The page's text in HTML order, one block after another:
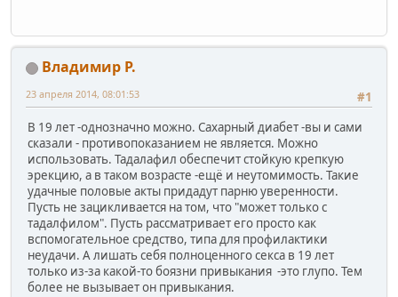
Владимир Р.
#1
23 апреля 2014, 08:01:53
В 19 лет -однозначно можно. Сахарный диабет -вы и сами
сказали - противопоказанием не является. Можно
использовать. Тадалафил обеспечит стойкую крепкую
эрекцию, а в таком возрасте -ещё и неутомимость. Такие
удачные половые акты придадут парню уверенности.
Пусть не зацикливается на том, что "может только с
тадалфилом". Пусть рассматривает его просто как
вспомогательное средство, типа для профилактики
неудачи. А лишать себя полноценного секса в 19 лет
только из-за какой-то боязни привыкания -это глупо. Тем
более не вызывает он привыкания.